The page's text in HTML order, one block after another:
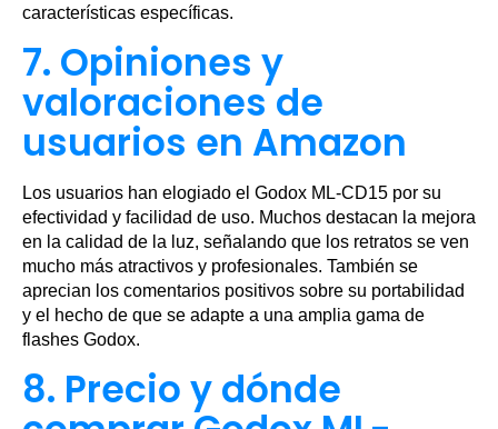
características específicas.
7. Opiniones y
valoraciones de
usuarios en Amazon
Los usuarios han elogiado el Godox ML-CD15 por su
efectividad y facilidad de uso. Muchos destacan la mejora
en la calidad de la luz, señalando que los retratos se ven
mucho más atractivos y profesionales. También se
aprecian los comentarios positivos sobre su portabilidad
y el hecho de que se adapte a una amplia gama de
flashes Godox.
8. Precio y dónde